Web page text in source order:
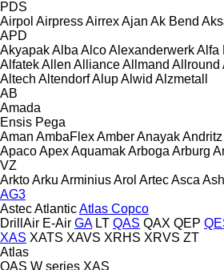
PDS
Airpol AirpressAirrexAjan Ak Bend
APD
AkyapakAlba AlcoAlexanderwerkAlfa
AlfatekAllen AllianceAllmand Allround
Altech AltendorfAlupAlwid Alzmetall
AB
Amada
Ensis Pega
Aman AmbaFlexAmberAnayakAndritz
ApacoApexAquamakArboga Arburg
VZ
ArktoArku ArminiusArol ArtecAsca
AG3
AstecAtlanticAtlas Copco
DrillAir E-Air GA LT QAS QAX QEP
XAS XATS XAVS XRHS XRVS ZT
Atlas
QAS W series XAS